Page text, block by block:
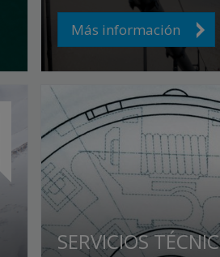
Más información
SERVICIOS